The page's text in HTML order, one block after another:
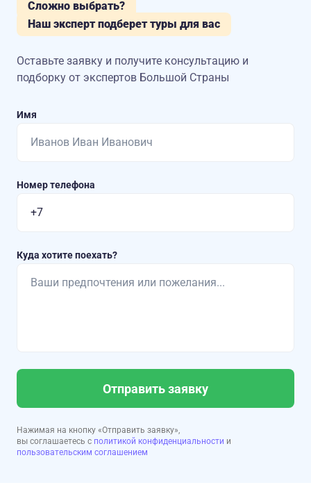
Сложно выбрать?
Наш эксперт подберет туры для вас
Оставьте заявку и получите консультацию и
подборку от экспертов Большой Страны
Имя
Номер телефона
Куда хотите поехать?
Отправить заявку
Нажимая на кнопку «Отправить заявку»,
вы соглашаетесь с политикой конфиденциальности и
пользовательским соглашением